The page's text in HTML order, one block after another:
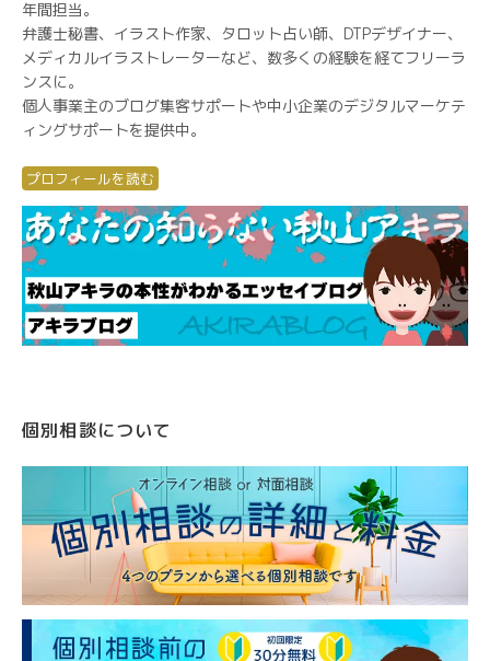
年間担当。
弁護士秘書、イラスト作家、タロット占い師、DTPデザイナー、
メディカルイラストレーターなど、数多くの経験を経てフリーラ
ンスに。
個人事業主のブログ集客サポートや中小企業のデジタルマーケテ
ィングサポートを提供中。
プロフィールを読む
個別相談について